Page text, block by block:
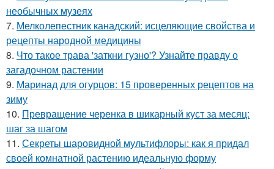
необычных музеях
7. Мелколепестник канадский: исцеляющие свойства и
рецепты народной медицины
8. Что такое трава 'заткни гузно'? Узнайте правду о
загадочном растении
9. Маринад для огурцов: 15 проверенных рецептов на
зиму
10. Превращение черенка в шикарный куст за месяц:
шаг за шагом
11. Секреты шаровидной мультифлоры: как я придал
своей комнатной растению идеальную форму